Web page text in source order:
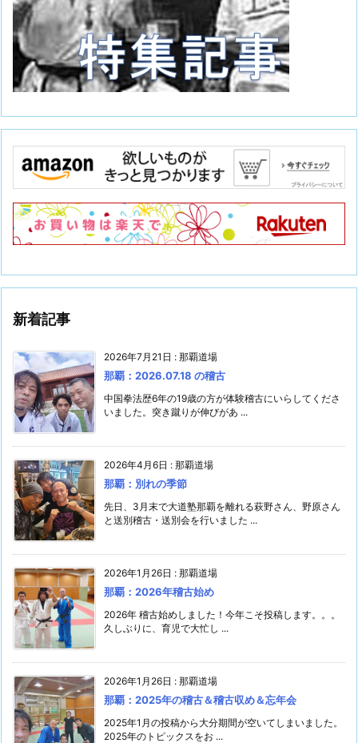
新着記事
2026年7月21日 : 那覇道場
那覇：2026.07.18 の稽古
中国拳法歴6年の19歳の方が体験稽古にいらしてくださ
いました。突き蹴りが伸びがあ ...
2026年4月6日 : 那覇道場
那覇：別れの季節
先日、3月末で大道塾那覇を離れる萩野さん、野原さん
と送別稽古・送別会を行いました ...
2026年1月26日 : 那覇道場
那覇：2026年稽古始め
2026年 稽古始めしました！今年こそ投稿します。。。
久しぶりに、育児で大忙し ...
2026年1月26日 : 那覇道場
那覇：2025年の稽古＆稽古収め＆忘年会
2025年1月の投稿から大分期間が空いてしまいました。
2025年のトピックスをお ...